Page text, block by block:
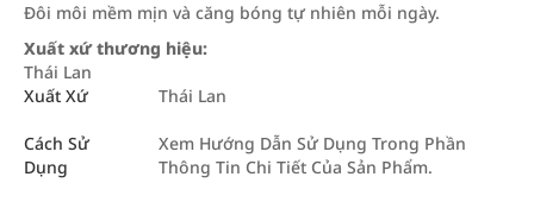
Đôi môi mềm mịn và căng bóng tự nhiên mỗi ngày.
Xuất xứ thương hiệu:
Thái Lan
Xuất Xứ
Thái Lan
Cách Sử
Dụng
Xem Hướng Dẫn Sử Dụng Trong Phần
Thông Tin Chi Tiết Của Sản Phẩm.